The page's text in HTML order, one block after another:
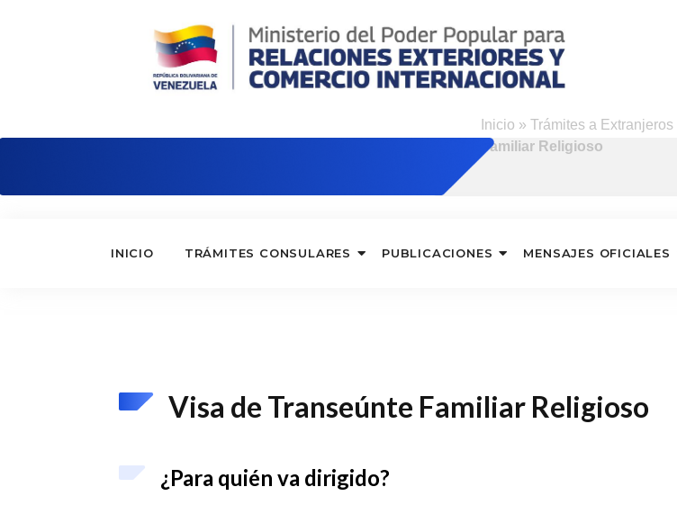
Inicio »Trámites a Extranjeros
Familiar Religioso
INICIO TRÁMITES CONSULARES PUBLICACIONES MENSAJES OFICIALES
Visa de Transeúnte Familiar Religioso
¿Para quién va dirigido?